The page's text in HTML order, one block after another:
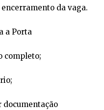
da vaga.
a Porta
completo;
documentação